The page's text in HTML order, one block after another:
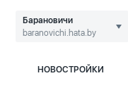
Барановичи
baranovichi.hata.by
НОВОСТРОЙКИ